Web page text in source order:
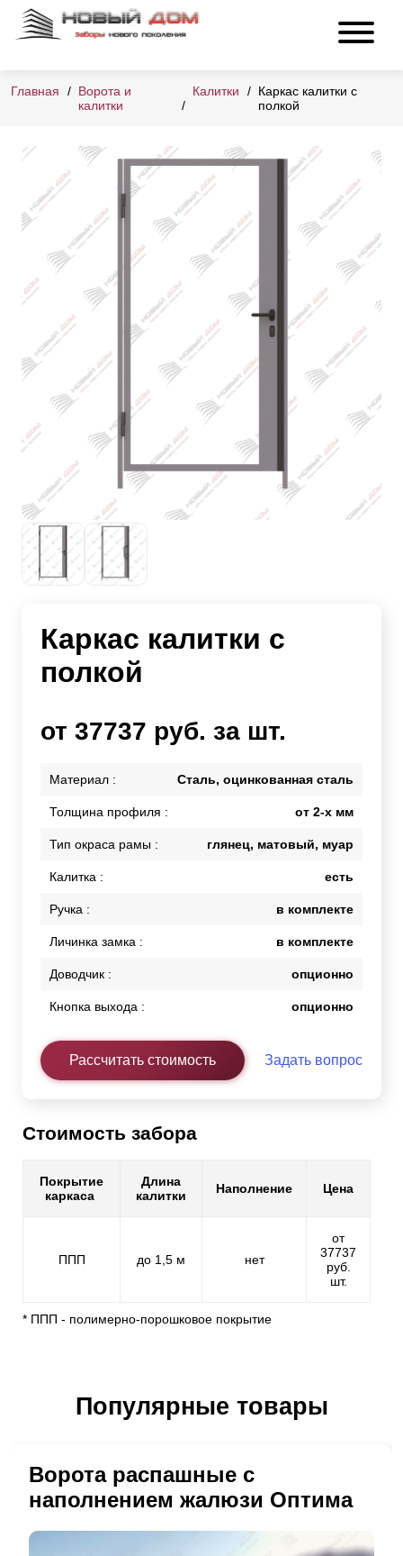
Главная
Ворота и
калитки
Калитки
Каркас калитки с
полкой
Каркас калитки с
полкой
от 37737 руб. за шт.
Материал : Сталь, оцинкованная сталь
Толщина профиля : от 2-х мм
Тип окраса рамы : глянец, матовый, муар
Калитка : есть
Ручка : в комплекте
Личинка замка : в комплекте
Доводчик : опционно
Кнопка выхода : опционно
Рассчитать стоимость Задать вопрос
Стоимость забора
Покрытие
каркаса
Длина
калитки
Наполнение Цена
ППП до 1,5 м нет
от
37737
руб.
шт.
* ППП - полимерно-порошковое покрытие
Популярные товары
Ворота распашные с
наполнением жалюзи Оптима